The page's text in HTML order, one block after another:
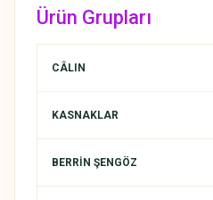
Ürün Grupları
CÂLIN
KASNAKLAR
BERRİN ŞENGÖZ